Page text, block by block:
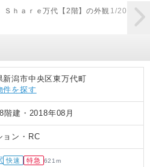
ｈａｒｅ万代【2階】の外観 1/20 ロイ
新潟市中央区東万代町
件を探す
階建 ・ 2018年08月
ョン ・ RC
快速 特急 621m